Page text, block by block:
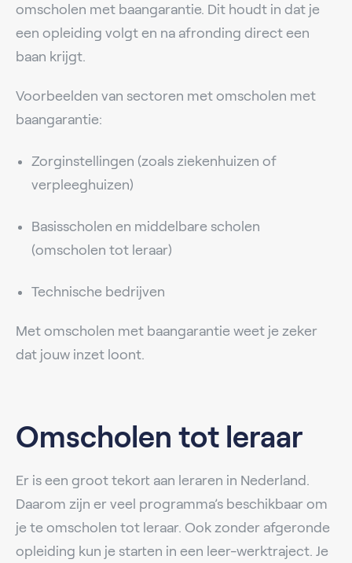
omscholen met baangarantie. Dit houdt in dat je
een opleiding volgt en na afronding direct een
baan krijgt.
Voorbeelden van sectoren met omscholen met
baangarantie:
Zorginstellingen (zoals ziekenhuizen of
verpleeghuizen)
Basisscholen en middelbare scholen
(omscholen tot leraar)
Technische bedrijven
Met omscholen met baangarantie weet je zeker
dat jouw inzet loont.
Omscholen tot leraar
Er is een groot tekort aan leraren in Nederland.
Daarom zijn er veel programma’s beschikbaar om
je te omscholen tot leraar. Ook zonder afgeronde
opleiding kun je starten in een leer-werktraject. Je